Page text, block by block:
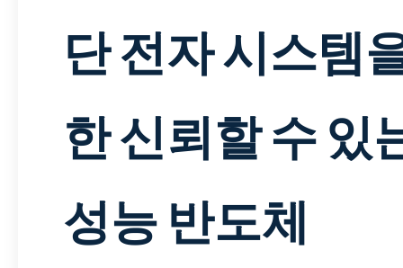
단 전자 시스템
한 신뢰할 수 있
성능 반도체